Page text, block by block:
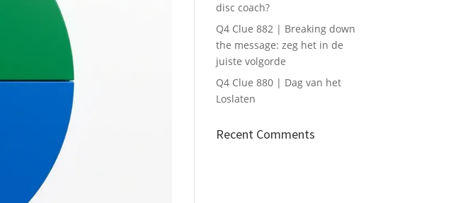
disc coach?
Q4 Clue 882 | Breaking down
the message: zeg het in de
juiste volgorde
Q4 Clue 880 | Dag van het
Loslaten
Recent Comments